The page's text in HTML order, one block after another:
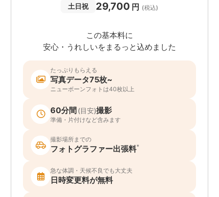
土日祝 29,700 円 (税込)
この基本料に
安心・うれしいをまるっと込めました
たっぷりもらえる
写真データ75枚~
ニューボーンフォトは40枚以上
60分間 (目安)撮影
準備・片付けなど含みます
撮影場所までの
フォトグラファー出張料*
急な体調・天候不良でも大丈夫
日時変更料が無料